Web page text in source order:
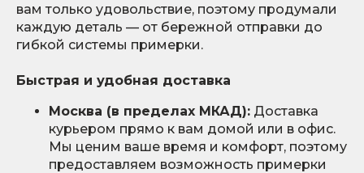
вам только удовольствие, поэтому продумали
каждую деталь — от бережной отправки до
гибкой системы примерки.
Быстрая и удобная доставка
Москва (в пределах МКАД): Доставка
курьером прямо к вам домой или в офис.
Мы ценим ваше время и комфорт, поэтому
предоставляем возможность примерки